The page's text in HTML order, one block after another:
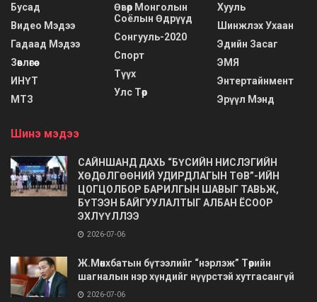
Бусад
Видео Мэдээ
Гадаад Мэдээ
Зөвлөгөө
ИНҮТ
МТЗ
Өвөр Монголын
Соёлын Өдрүүд
Сонгууль-2020
Спорт
Түүх
Улс Төр
Хууль
Шинжлэх Ухаан
Эдийн Засаг
ЭМЯ
Энтертайнмент
Эрүүл Мэнд
Шинэ мэдээ
САЙНШАНД ДАХЬ “БҮСИЙН НИСЛЭГИЙН
ХӨДӨЛГӨӨНИЙ УДИРДЛАГЫН ТӨВ”-ИЙН
ЦОГЦОЛБОР БАРИЛГЫН ШАВЫГ ТАВЬЖ,
БҮТЭЭН БАЙГУУЛАЛТЫГ АЛБАН ЁСООР
ЭХЛҮҮЛЛЭЭ
2026-07-06
Ж.Мөнхбатын бүтээлийг “нэрлэж” Төрийн
шагналын нэр хүндийг нүүрстэй хутгасангүй
2026-07-06